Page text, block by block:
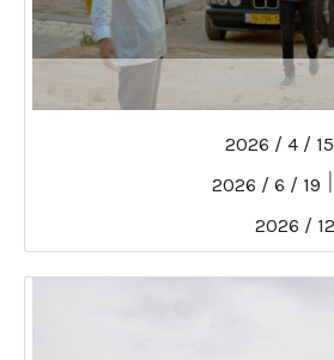
15 / 4 / 2026
19 / 6 / 2026